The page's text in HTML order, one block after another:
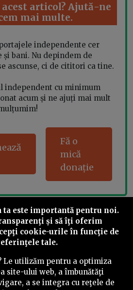
articol? Ajută-ne
mai multe.
independente cer
bani. Nu depindem de
ascunse, ci de cititori ca tine.
independent cu minimum
acum și ne ajuți mai mult
Fă o
mică
donație
Share this
©2026 PressOne.ro
este importantă pentru noi.
și să îţi oferim
cookie-urile în funcţie de
tale.
Le utilizăm pentru a optimiza
site-ului web, a îmbunătăţi
a se integra cu reţele de